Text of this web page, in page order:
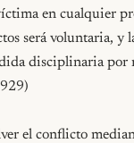
en cualquier
será voluntaria, y
disciplinaria por
el conflicto